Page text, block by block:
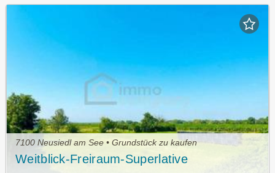
7100 Neusiedl am See • Grundstück zu kaufen
Weitblick-Freiraum-Superlative